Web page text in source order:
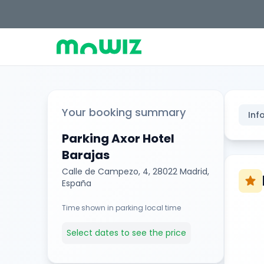
Your booking summary
Parking Axor Hotel
Barajas
Calle de Campezo, 4, 28022 Madrid,
España
Time shown in parking local time
Select dates to see the price
star